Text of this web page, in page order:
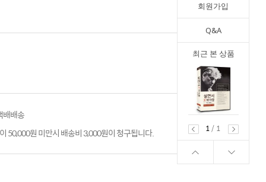
회원가입
Q&A
최근 본 상품
1
/ 1
배배송
50,000원 미만시 배송비 3,000원이 청구됩니다.